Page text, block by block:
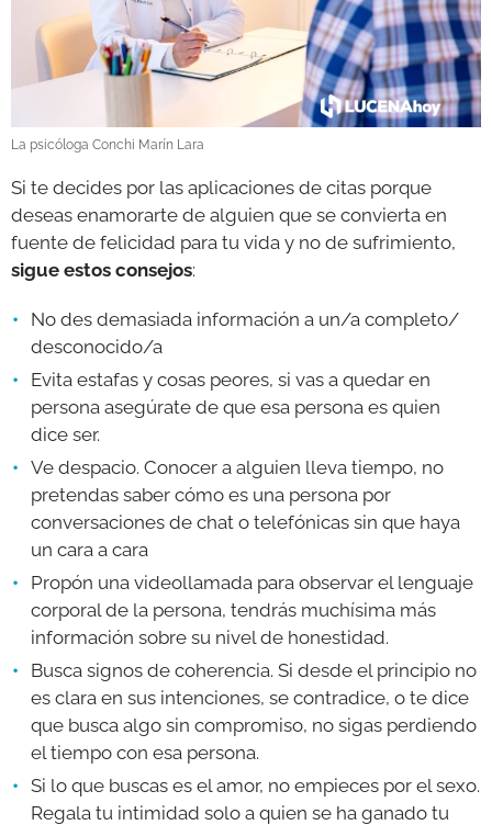
La psicóloga Conchi Marín Lara
Si te decides por las aplicaciones de citas porque
deseas enamorarte de alguien que se convierta en
fuente de felicidad para tu vida y no de sufrimiento,
sigue estos consejos:
No des demasiada información a un/a completo/
desconocido/a
Evita estafas y cosas peores, si vas a quedar en
persona asegúrate de que esa persona es quien
dice ser.
Ve despacio. Conocer a alguien lleva tiempo, no
pretendas saber cómo es una persona por
conversaciones de chat o telefónicas sin que haya
un cara a cara
Propón una videollamada para observar el lenguaje
corporal de la persona, tendrás muchísima más
información sobre su nivel de honestidad.
Busca signos de coherencia. Si desde el principio no
es clara en sus intenciones, se contradice, o te dice
que busca algo sin compromiso, no sigas perdiendo
el tiempo con esa persona.
Si lo que buscas es el amor, no empieces por el sexo.
Regala tu intimidad solo a quien se ha ganado tu